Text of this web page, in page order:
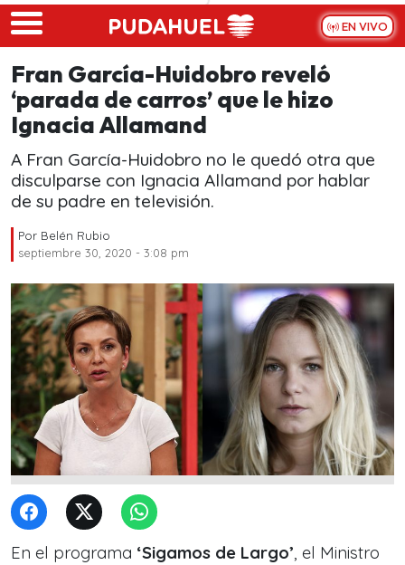
Skip to main content
EN VIVO
Fran García-Huidobro reveló
‘parada de carros’ que le hizo
Ignacia Allamand
A Fran García-Huidobro no le quedó otra que
disculparse con Ignacia Allamand por hablar
de su padre en televisión.
Por Belén Rubio
septiembre 30, 2020 - 3:08 pm
En el programa ‘Sigamos de Largo’ , el Ministro